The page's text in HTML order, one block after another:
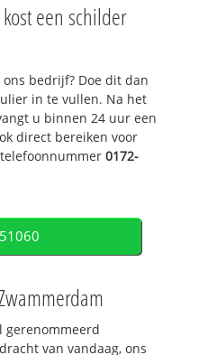
een schilder
bedrijf? Doe dit dan
in te vullen. Na het
u binnen 24 uur een
direct bereiken voor
0172-
gerenommeerd
van vandaag, ons